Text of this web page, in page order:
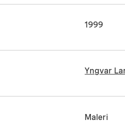
1999
Yngvar
Maleri